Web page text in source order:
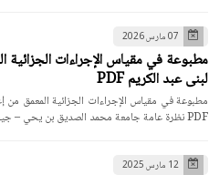
07 مارس 2026
مطبوعة في مقياس الإجراءات الجزائية
لبنى عبد الكريم PDF
مطبوعة في مقياس الإجراءات الجزائية المعمق من
PDF نظرة عامة جامعة محمد الصديق بن يحي – جيجل - ك…
12 مارس 2025